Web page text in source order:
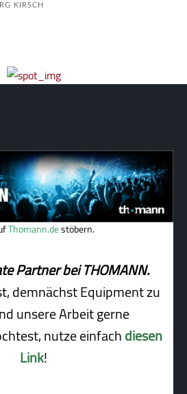
KIRSCH
Thomann.destöbern.
Partner bei THOMANN.
demnächst Equipment zu
unsere Arbeit gerne
nutze einfachdiesen
Link!